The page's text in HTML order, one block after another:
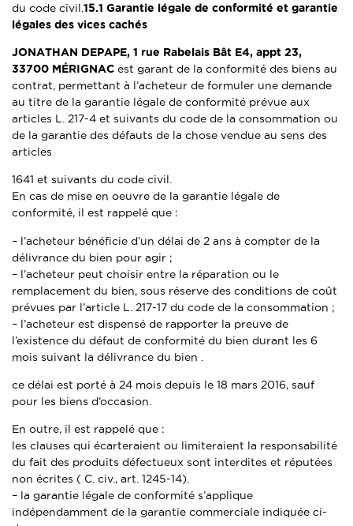
du code civil. 15.1 Garantie légale de conformité et garantie
légales des vices cachés
JONATHAN DEPAPE, 1 rue Rabelais Bât E4, appt 23,
33700 MÉRIGNAC est garant de la conformité des biens au
contrat, permettant à l’acheteur de formuler une demande
au titre de la garantie légale de conformité prévue aux
articles L. 217-4 et suivants du code de la consommation ou
de la garantie des défauts de la chose vendue au sens des
articles
1641 et suivants du code civil.
En cas de mise en oeuvre de la garantie légale de
conformité, il est rappelé que :
– l’acheteur bénéficie d’un délai de 2 ans à compter de la
délivrance du bien pour agir ;
– l’acheteur peut choisir entre la réparation ou le
remplacement du bien, sous réserve des conditions de coût
prévues par l’article L. 217-17 du code de la consommation ;
– l’acheteur est dispensé de rapporter la preuve de
l’existence du défaut de conformité du bien durant les 6
mois suivant la délivrance du bien .
ce délai est porté à 24 mois depuis le 18 mars 2016, sauf
pour les biens d’occasion.
En outre, il est rappelé que :
les clauses qui écarteraient ou limiteraient la responsabilité
du fait des produits défectueux sont interdites et réputées
non écrites ( C. civ., art. 1245-14).
– la garantie légale de conformité s’applique
indépendamment de la garantie commerciale indiquée ci-